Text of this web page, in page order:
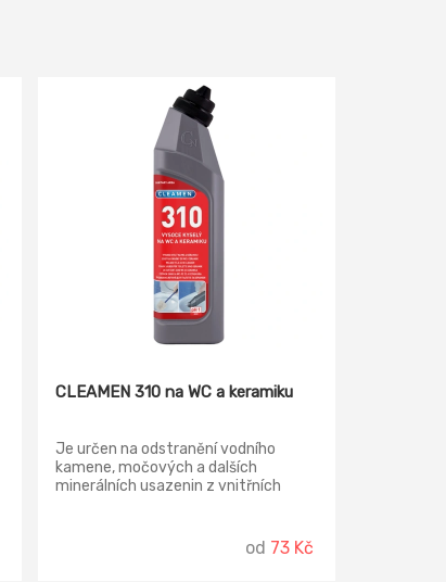
CLEAMEN 310 na WC a keramiku
Je určen na odstranění vodního
kamene, močových a dalších
minerálních usazenin z vnitřních
od 73 Kč